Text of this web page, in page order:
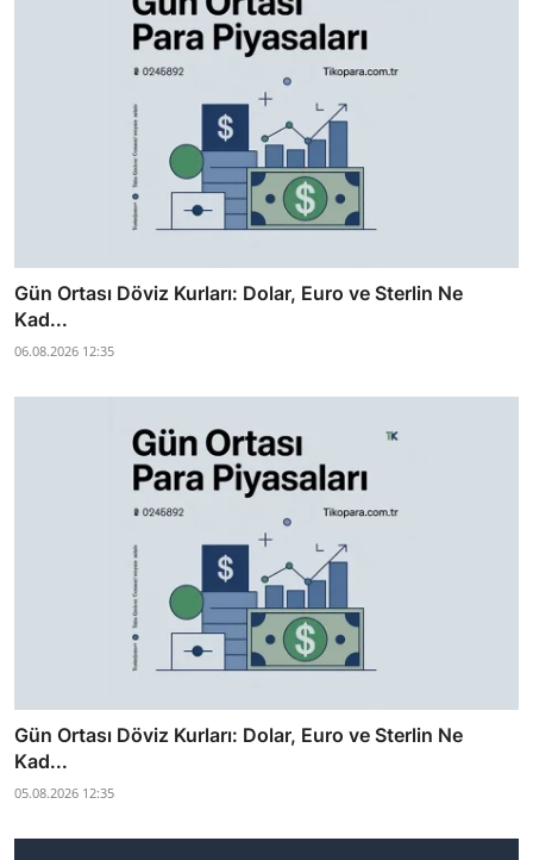
Gün Ortası Döviz Kurları: Dolar, Euro ve Sterlin Ne
Kad...
06.08.2026 12:35
Gün Ortası Döviz Kurları: Dolar, Euro ve Sterlin Ne
Kad...
05.08.2026 12:35